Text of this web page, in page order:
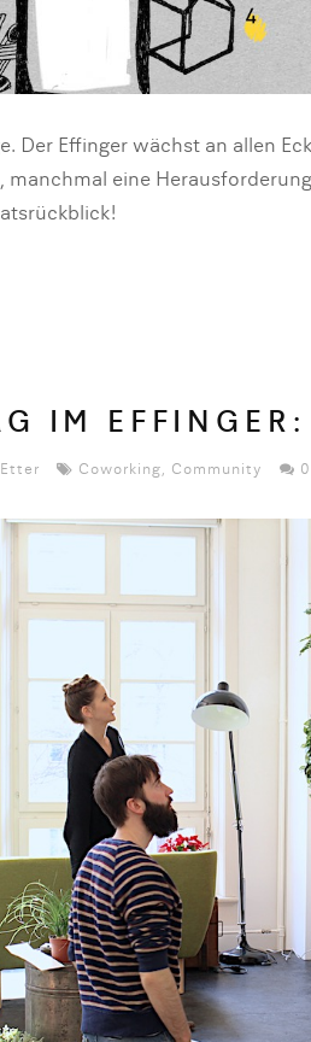
Der Effinger wächst an allen
manchmal eine
IM
Coworking, Community